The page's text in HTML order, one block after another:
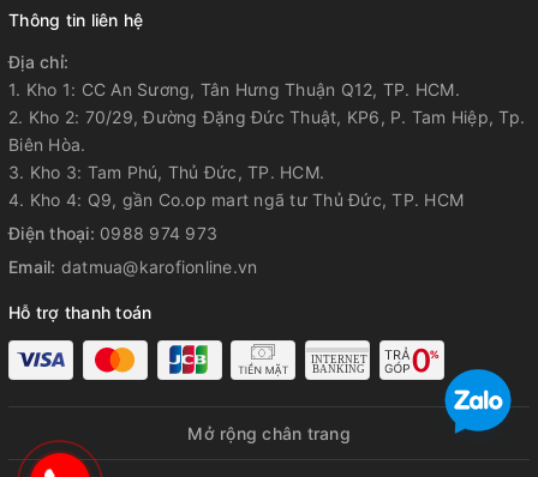
nước tinh
khiết
Thông tin liên hệ
Địa chỉ:
1. Kho 1: CC An Sương, Tân Hưng Thuận Q12, TP. HCM.
2. Kho 2: 70/29, Đường Đặng Đức Thuật, KP6, P. Tam Hiệp, Tp.
Biên Hòa.
3. Kho 3: Tam Phú, Thủ Đức, TP. HCM.
4. Kho 4: Q9, gần Co.op mart ngã tư Thủ Đức, TP. HCM
Điện thoại: 0988 974 973
Email: datmua@karofionline.vn
Hỗ trợ thanh toán
Mở rộng chân trang